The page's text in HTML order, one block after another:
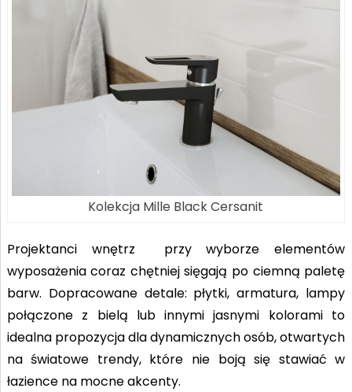
Kolekcja Mille Black Cersanit
Projektanci wnętrz przy wyborze elementów
wyposażenia coraz chętniej sięgają po ciemną paletę
barw. Dopracowane detale: płytki, armatura, lampy
połączone z bielą lub innymi jasnymi kolorami to
idealna propozycja dla dynamicznych osób, otwartych
na światowe trendy, które nie boją się stawiać w
łazience na mocne akcenty.